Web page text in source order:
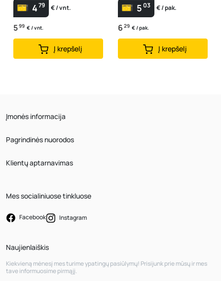
479 € / vnt.
599 € / vnt.
Į krepšelį
503 € / pak.
6 29 € / pak.
Į krepšelį
Įmonės informacija
Pagrindinės nuorodos
Klientų aptarnavimas
Mes socialiniuose tinkluose
Facebook Instagram
Naujienlaiškis
Kiekvieną mėnesį mes turime ypatingų pasiūlymų! Prisijunk prie mūsų ir mes
tave informuosime pirmąjį.